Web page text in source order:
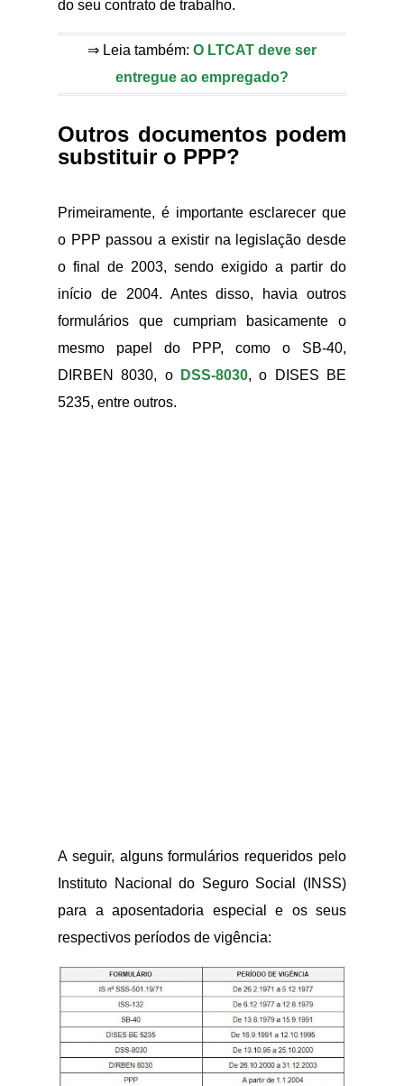
do seu contrato de trabalho.
⇒ Leia também: O LTCAT deve ser
entregue ao empregado?
Outros documentos podem
substituir o PPP?
Primeiramente, é importante esclarecer que
o PPP passou a existir na legislação desde
o final de 2003, sendo exigido a partir do
início de 2004. Antes disso, havia outros
formulários que cumpriam basicamente o
mesmo papel do PPP, como o SB-40,
DIRBEN 8030, o
DSS-8030, o DISES BE
5235, entre outros.
A seguir, alguns formulários requeridos pelo
Instituto Nacional do Seguro Social (INSS)
para a aposentadoria especial e os seus
respectivos períodos de vigência: